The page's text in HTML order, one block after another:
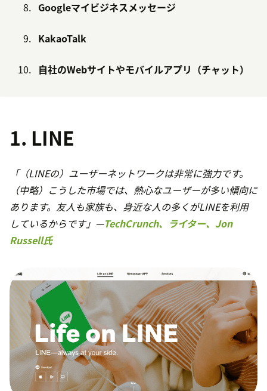
Googleマイビジネスメッセージ
KakaoTalk
自社のWebサイトやモバイルアプリ（チャット）
1. LINE
「（LINEの）ユーザーネットワークは非常に強力です。
（中略）こうした市場では、熱心なユーザーが多い傾向に
あります。友人も家族も、身近な人の多くがLINEを利用
しているからです」—TechCrunch、ライター、Jon
Russell氏